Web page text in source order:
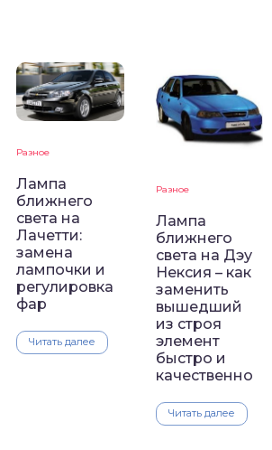
Разное
Лампа
ближнего
света на
Лачетти:
замена
лампочки и
регулировка
фар
Читать далее
Разное
Лампа
ближнего
света на Дэу
Нексия – как
заменить
вышедший
из строя
элемент
быстро и
качественно
Читать далее